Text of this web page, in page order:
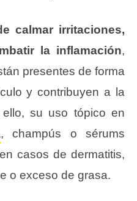
calmar irritaciones,
la inflamación,
presentes de forma
y contribuyen a la
su uso tópico en
, champús o sérums
casos de dermatitis,
o exceso de grasa.